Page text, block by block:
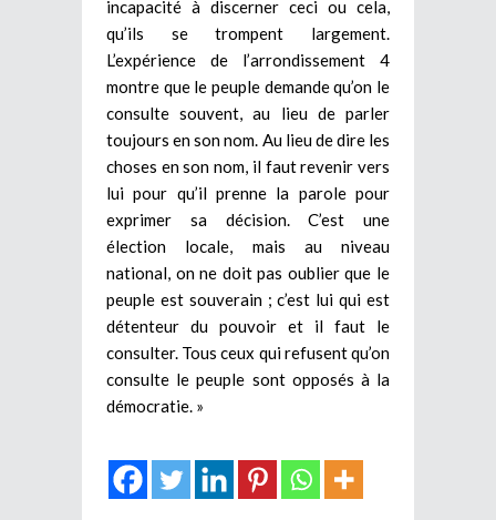
incapacité à discerner ceci ou cela,
qu’ils se trompent largement.
L’expérience de l’arrondissement 4
montre que le peuple demande qu’on le
consulte souvent, au lieu de parler
toujours en son nom. Au lieu de dire les
choses en son nom, il faut revenir vers
lui pour qu’il prenne la parole pour
exprimer sa décision. C’est une
élection locale, mais au niveau
national, on ne doit pas oublier que le
peuple est souverain ; c’est lui qui est
détenteur du pouvoir et il faut le
consulter. Tous ceux qui refusent qu’on
consulte le peuple sont opposés à la
démocratie. »